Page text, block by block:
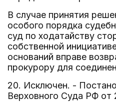
В случае принятия
особого порядка
суд по ходатайству
собственной
оснований вправе
прокурору для
20. Исключен. -
Верховного Суда РФ от